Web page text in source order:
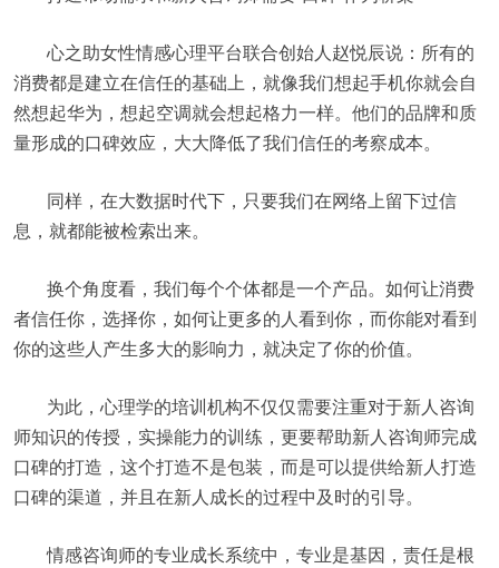
心之助女性情感心理平台联合创始人赵悦辰说：所有的
消费都是建立在信任的基础上，就像我们想起手机你就会自
然想起华为，想起空调就会想起格力一样。他们的品牌和质
量形成的口碑效应，大大降低了我们信任的考察成本。
同样，在大数据时代下，只要我们在网络上留下过信
息，就都能被检索出来。
换个角度看，我们每个个体都是一个产品。如何让消费
者信任你，选择你，如何让更多的人看到你，而你能对看到
你的这些人产生多大的影响力，就决定了你的价值。
为此，心理学的培训机构不仅仅需要注重对于新人咨询
师知识的传授，实操能力的训练，更要帮助新人咨询师完成
口碑的打造，这个打造不是包装，而是可以提供给新人打造
口碑的渠道，并且在新人成长的过程中及时的引导。
情感咨询师的专业成长系统中，专业是基因，责任是根